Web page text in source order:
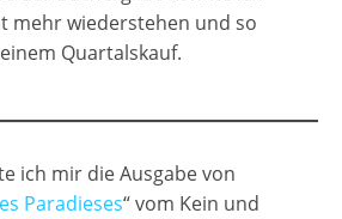
mehr wiederstehen und so
Quartalskauf.
ich mir die Ausgabe von
Paradieses“ vom Kein und